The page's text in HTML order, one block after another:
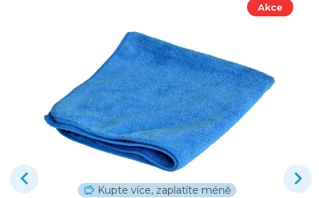
Akce
Kupte více, zaplatíte méně